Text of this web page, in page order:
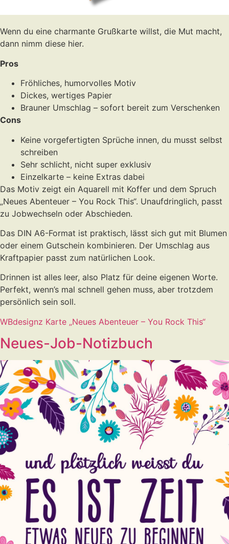
Wenn du eine charmante Grußkarte willst, die Mut macht,
dann nimm diese hier.
Pros
Fröhliches, humorvolles Motiv
Dickes, wertiges Papier
Brauner Umschlag – sofort bereit zum Verschenken
Cons
Keine vorgefertigten Sprüche innen, du musst selbst
schreiben
Sehr schlicht, nicht super exklusiv
Einzelkarte – keine Extras dabei
Das Motiv zeigt ein Aquarell mit Koffer und dem Spruch
„Neues Abenteuer – You Rock This“. Unaufdringlich, passt
zu Jobwechseln oder Abschieden.
Das DIN A6-Format ist praktisch, lässt sich gut mit Blumen
oder einem Gutschein kombinieren. Der Umschlag aus
Kraftpapier passt zum natürlichen Look.
Drinnen ist alles leer, also Platz für deine eigenen Worte.
Perfekt, wenn’s mal schnell gehen muss, aber trotzdem
persönlich sein soll.
WBdesignz Karte „Neues Abenteuer – You Rock This“
Neues-Job-Notizbuch